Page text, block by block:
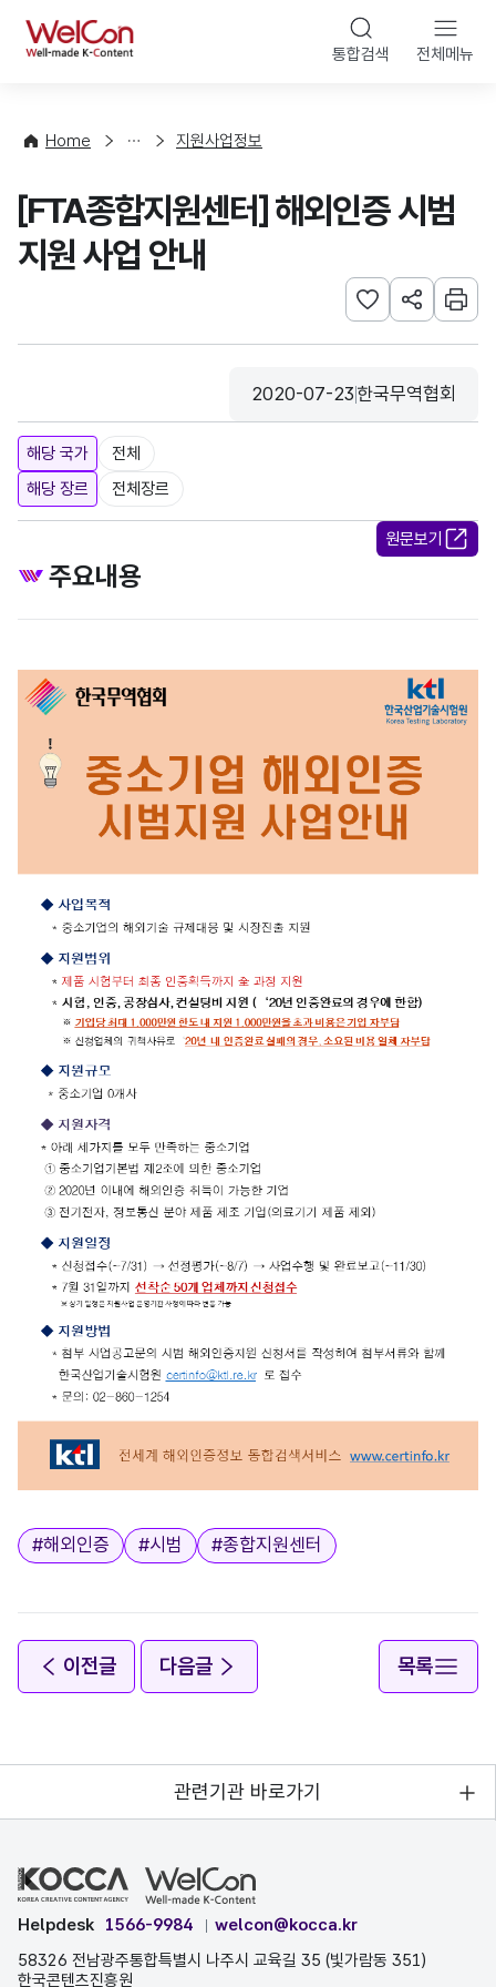
WelCon 통합검색 전체메뉴
Home
사
청
지원사업정보
[FTA종합지원센터] 해외인증 시범
지원 사업 안내
관심사 등록하기
URL 공유하
인쇄
등록일
2020-07-23
수집기관
한국무역협회
해당 국가
전체
해당 장르
전체장르
원문보기
주요내용
태그
#해외인증 #시범 #종합지원센터
이전글 다음글 목록
관련기관 바로가기
Helpdesk 1566-9984
welcon@kocca.kr
58326 전남광주통합특별시 나주시 교육길 35 (빛가람동 351)
한국콘텐츠진흥원